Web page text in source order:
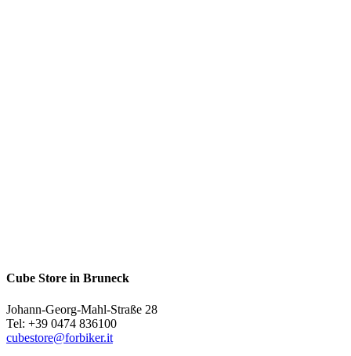
Cube Store in Bruneck
Johann-Georg-Mahl-Straße 28
Tel: +39 0474 836100
cubestore@forbiker.it